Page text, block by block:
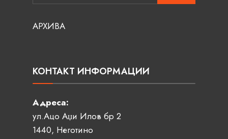
АРХИВА
КОНТАКТ ИНФОРМАЦИИ
Адреса:
ул.Ацо Аџи Илов бр 2
1440, Неготино